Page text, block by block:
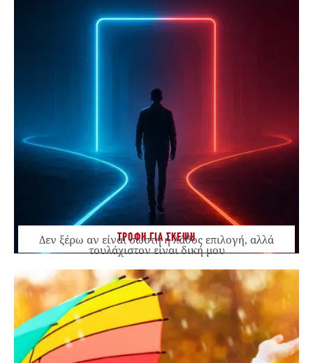
ΤΡΟΦΗ ΓΙΑ ΣΚΕΨΗ
Δεν ξέρω αν είναι σωστή ή λάθος επιλογή, αλλά
τουλάχιστον είναι δική μου